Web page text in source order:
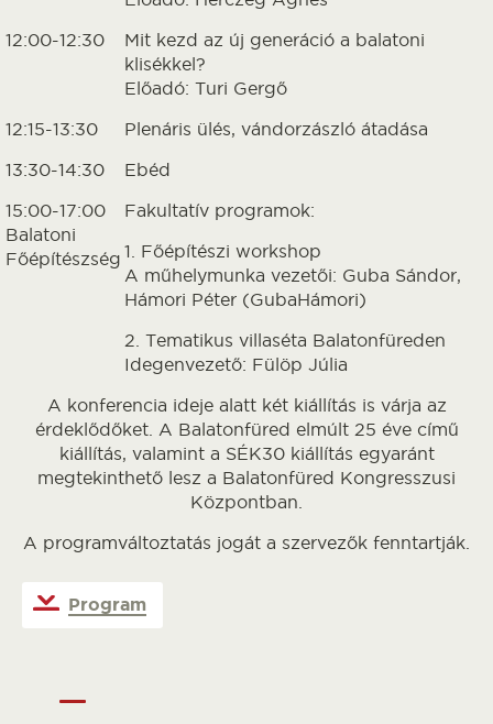
12:00-12:30
Mit kezd az új generáció a balatoni
klisékkel?
Előadó: Turi Gergő
12:15-13:30 Plenáris ülés, vándorzászló átadása
13:30-14:30 Ebéd
15:00-17:00
Balatoni
Főépítészség
Fakultatív programok:
1. Főépítészi workshop
A műhelymunka vezetői: Guba Sándor,
Hámori Péter (GubaHámori)
2. Tematikus villaséta Balatonfüreden
Idegenvezető: Fülöp Júlia
A konferencia ideje alatt két kiállítás is várja az
érdeklődőket. A Balatonfüred elmúlt 25 éve című
kiállítás, valamint a SÉK30 kiállítás egyaránt
megtekinthető lesz a Balatonfüred Kongresszusi
Központban.
A programváltoztatás jogát a szervezők fenntartják.
Program